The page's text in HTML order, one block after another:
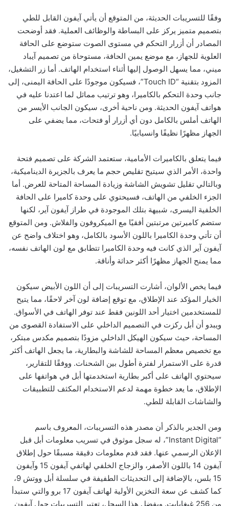
وفقًا للتسريبات الحديثة، من المتوقع أن يأتي آيفون القابل للطي
بتصميم متميز يركز على البساطة والوظائف العملية. فقد أوضحت
المصادر أن أزرار التحكم في مستوى الصوت ستوضع على الحافة
العلوية للجهاز، مع موضع يمين الحافة، مستوحاة من تصميم آيباد
ميني، مما يسهل الوصول إليها أثناء استخدام الهاتف. أما زر التشغيل،
المزود بتقنية “Touch ID”، فسيكون موجودًا على الحافة اليمنى، إلى
جانب وحدة التحكم بالكاميرا، وهو ترتيب مماثل لما اعتدنا عليه في
هواتف آيفون الحديثة. ومن ناحية أخرى، سيكون الجانب الأيسر من
الهاتف أملس بالكامل دون أي أزرار أو فتحات، مما يضفي على
الجهاز مظهرًا نظيفًا وانسيابيًا.
فيما يتعلق بالكاميرات الأمامية، ستعتمد الشركة على تصميم فتحة
واحدة، الأمر الذي سيتيح تقليص حجم ما يعرف بالجزيرة الديناميكية،
وبالتالي تقليل تشويش الشاشة وزيادة المساحة المتاحة للعرض. أما
الجزء الخلفي من الهاتف، فسيحتوي على وحدة كاميرا على الحافة
الخلفية اليسرى، شبيهة بتلك الموجودة في طراز آيفون آير، لكنها
ستضم كاميرتين مرتبتين أفقيًا مع الميكروفون والفلاش. ومن المتوقع
أن تأتي وحدة الكاميرا باللون الأسود بالكامل، وهو اختلاف واضح عن
آيفون آير الذي كانت فيه وحدة الكاميرا تتطابق مع لون الهاتف نفسه،
مما يمنح الجهاز مظهرًا أكثر حداثة وأناقة.
فيما يخص الألوان، أشارت التسريبات إلى أن اللون الأبيض سيكون
الخيار المؤكد عند الإطلاق، مع توقع إضافة لون آخر لاحقًا، مما يتيح
للمستخدمين اختيار أحد اللونين فقط عند توفر الهاتف في الأسواق.
ويبدو أن أبل ركزت في التصميم الداخلي على الاستفادة القصوى من
المساحة، حيث سيكون الهيكل الداخلي مزودًا بتصميم مكدس مبتكر،
مع تخصيص معظم المساحة للشاشة والبطارية، ما يجعل الهاتف أكثر
قدرة على الاستمرار لفترة أطول بين الشحنات. ووفقًا للتقارير،
سيحتوي الهاتف على أكبر بطارية استخدمتها أبل في هواتفها على
الإطلاق، ما يعد خطوة مهمة لدعم الاستخدام المكثف للتطبيقات
والشاشات القابلة للطي.
ومن الجدير بالذكر أن مصدر هذه التسريبات، المعروف باسم
“Instant Digital”، له سجل موثوق في تسريب معلومات أبل قبل
الإعلان الرسمي عنها. فقد قدم معلومات دقيقة مسبقًا حول إطلاق
آيفون 14 باللون الأصفر، والزجاج الخلفي لهاتفي آيفون 15 وآيفون
15 بلس، بالإضافة إلى التحديثات الطفيفة في سلسلة أبل ووتش 9،
كما كشف عن سعة التخزين الأولية لهاتف آيفون 17 برو والتي ستبدأ
من 256 غيغابايت. وبفضل هذا السجل، تعتبر التسريبات حول آيفون